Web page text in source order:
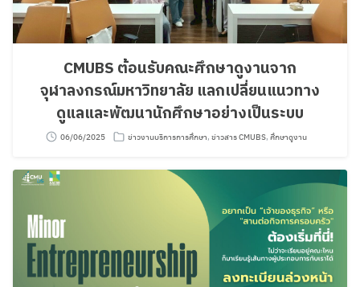
CMUBS ต้อนรับคณะศึกษาดูงานจาก
จุฬาลงกรณ์มหาวิทยาลัย แลกเปลี่ยนแนวทาง
ดูแลและพัฒนานักศึกษาอย่างเป็นระบบ
06/06/2025 ข่าวงานบริการการศึกษา, ข่าวสาร CMUBS, ศึกษาดูงาน